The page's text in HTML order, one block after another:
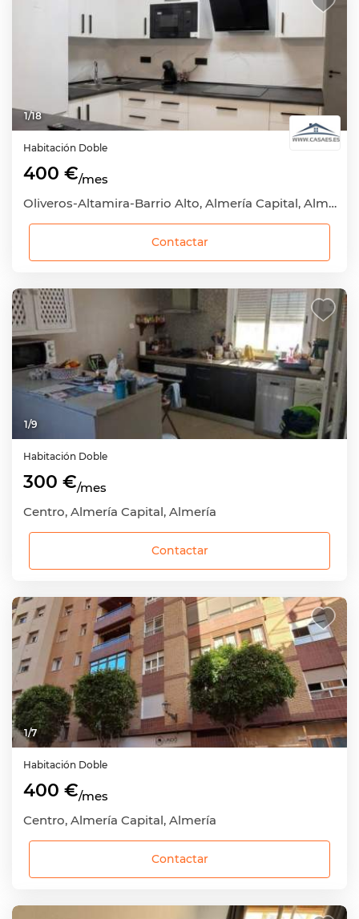
1/18
Habitación Doble
400 €/mes
Oliveros-Altamira-Barrio Alto, Almería Capital, Almería
Contactar
1/9
Habitación Doble
300 €/mes
Centro, Almería Capital, Almería
Contactar
1/7
Habitación Doble
400 €/mes
Centro, Almería Capital, Almería
Contactar